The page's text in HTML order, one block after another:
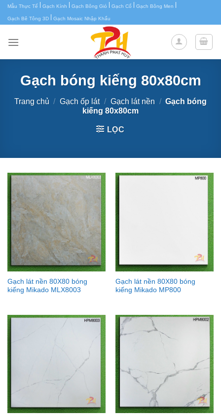
Chuyển
đến
dung
Mẫu Thực Tế Gạch Kính Gạch Bông Gió Gạch Cổ Gạch Bông Men
Gạch Bê Tông 3D Gạch Mosaic Nhập Khẩu
Gạch bóng kiếng 80x80cm
Trang chủ / Gạch ốp lát / Gạch lát nền / Gạch bóng
kiếng 80x80cm
LỌC
Gạch lát nền 80X80 bóng
kiếng Mikado MLX8003
Gạch lát nền 80X80 bóng
kiếng Mikado MP800